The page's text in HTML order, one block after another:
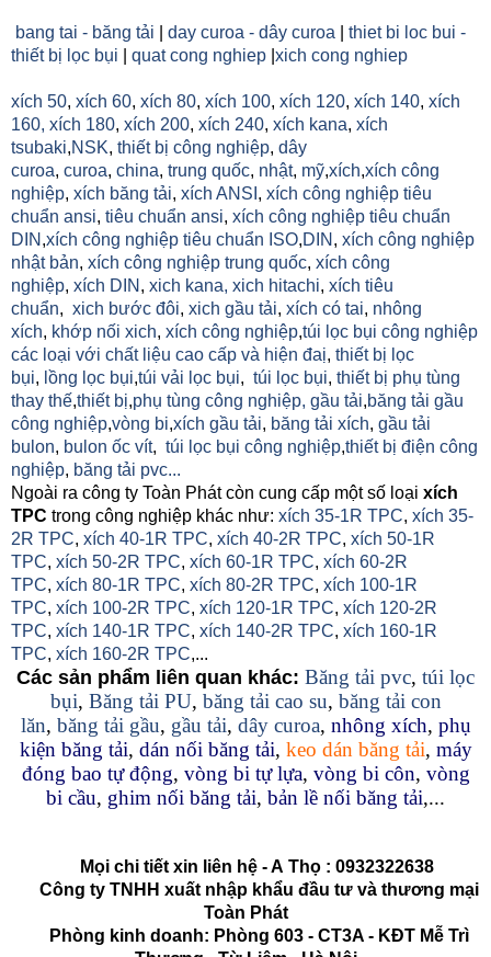
bang tai - băng tải day curoa - dây curoa
thiet bi loc bui -
thiết bị lọc bụi
quat cong nghiep xich cong nghiep
xích 50, xích 60, xích 80, xích 100, xích 120, xích 140, xích
160, xích 180, xích 200, xích 240, xích kana, xích
tsubaki,NSK, thiết bị công nghiệp, dây
curoa, curoa, china, trung quốc, nhật, mỹ,xích,xích công
nghiệp, xích băng tải, xích ANSI , xích công nghiệp tiêu
chuẩn ansi, tiêu chuẩn ansi, xích công nghiệp tiêu chuẩn
DIN ,xích công nghiệp tiêu chuẩn ISO,DIN , xích công nghiệp
nhật bản, xích công nghiệp trung quốc, xích công
nghiệp, xích DIN , xich kana, xich hitachi, xích tiêu
chuẩn, xich bước đôi, xich gầu tải, xích có tai, nhông
xích, khớp nối xich, xích công nghiệp,túi lọc bụi công nghiệp
các loại với chất liệu cao cấp và hiện đaị, thiết bị lọc
bụi, lồng lọc bụi,túi vải lọc bụi, túi lọc bụi, thiết bị phụ tùng
thay thế,thiết bị,phụ tùng công nghiệp, gầu tải,băng tải gầu
công nghiệp,vòng bi,xích gầu tải, băng tải xích, gầu tải
bulon, bulon ốc vít, túi lọc bụi công nghiệp,thiết bị điện công
nghiệp, băng tải pvc...
Ngoài ra công ty Toàn Phát còn cung cấp một số loại xích
TPC trong công nghiệp khác như: xích 35-1R TPC, xích 35-
2R TPC, xích 40-1R TPC, xích 40-2R TPC, xích 50-1R
TPC, xích 50-2R TPC, xích 60-1R TPC, xích 60-2R
TPC, xích 80-1R TPC, xích 80-2R TPC, xích 100-1R
TPC, xích 100-2R TPC, xích 120-1R TPC, xích 120-2R
TPC, xích 140-1R TPC, xích 140-2R TPC, xích 160-1R
TPC, xích 160-2R TPC,...
Các sản phẩm liên quan khác: Băng tải pvc, túi lọc
bụi, Băng tải PU, băng tải cao su, băng tải con
lăn, băng tải gầu, gầu tải, dây curoa, nhông xích, phụ
kiện băng tải, dán nối băng tải, keo dán băng tải, máy
đóng bao tự động, vòng bi tự lựa, vòng bi côn, vòng
bi cầu, ghim nối băng tải, bản lề nối băng tải,...
Mọi chi tiết xin liên hệ - A Thọ : 0932322638
Công ty TNHH xuất nhập khẩu đầu tư và thương mại
Toàn Phát
Phòng kinh doanh: Phòng 603 - CT3A - KĐT Mễ Trì